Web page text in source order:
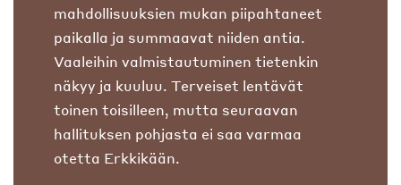
mahdollisuuksien mukan piipahtaneet
paikalla ja summaavat niiden antia.
Vaaleihin valmistautuminen tietenkin
näkyy ja kuuluu. Terveiset lentävät
toinen toisilleen, mutta seuraavan
hallituksen pohjasta ei saa varmaa
otetta Erkkikään.